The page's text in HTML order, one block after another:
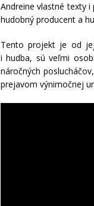
Andreine vlastné texty
hudobný producent a
Tento projekt je od
i hudba, sú veľmi
náročných
prejavom výnimočnej